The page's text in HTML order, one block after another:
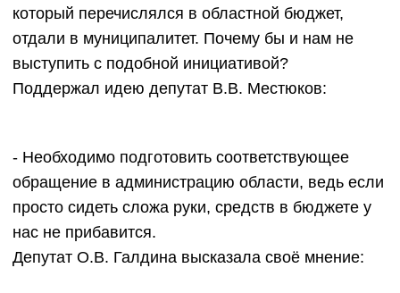
который перечислялся в областной бюджет,
отдали в муниципалитет. Почему бы и нам не
выступить с подобной инициативой?
Поддержал идею депутат В.В. Местюков:
- Необходимо подготовить соответствующее
обращение в администрацию области, ведь если
просто сидеть сложа руки, средств в бюджете у
нас не прибавится.
Депутат О.В. Галдина высказала своё мнение: